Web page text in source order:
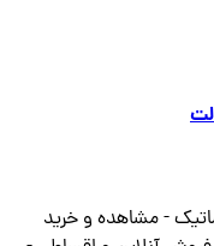
- مشاهده و خرید